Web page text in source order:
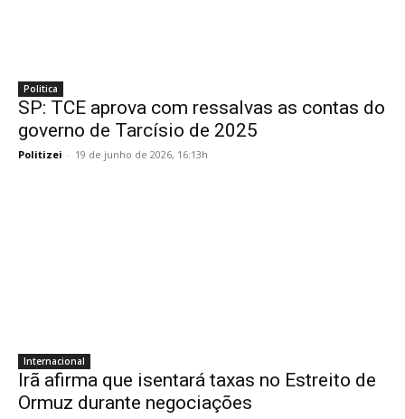
Politica
SP: TCE aprova com ressalvas as contas do
governo de Tarcísio de 2025
Politizei - 19 de junho de 2026, 16:13h
Internacional
Irã afirma que isentará taxas no Estreito de
Ormuz durante negociações